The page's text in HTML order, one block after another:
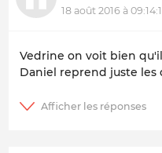
18 août 2016 à
Vedrine on voit bien
Daniel reprend juste les